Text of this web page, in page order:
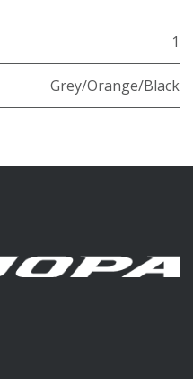
1
Grey/Orange/Black